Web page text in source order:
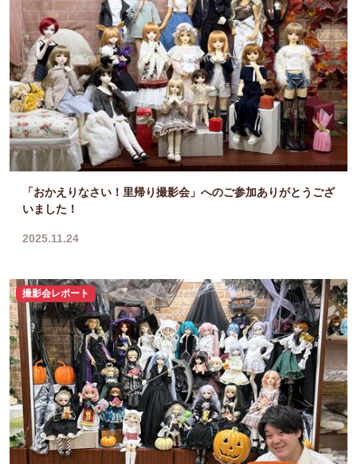
「おかえりなさい！里帰り撮影会」へのご参加ありがとうござ
いました！
2025.11.24
撮影会レポート